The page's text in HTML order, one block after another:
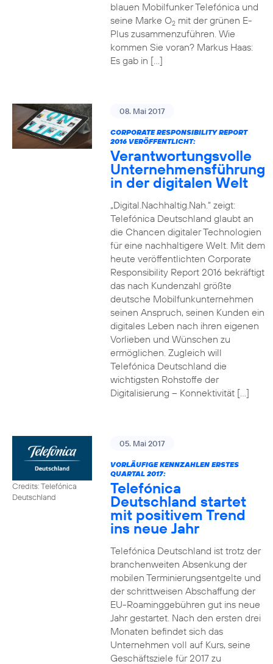
blauen Mobilfunker Telefónica und
seine Marke O2mit der grünen E-
Plus zusammenzuführen. Wie
kommen Sie voran? Markus Haas:
Es gab in […]
08. Mai 2017
CORPORATE RESPONSIBILITY REPORT
2016 VERÖFFENTLICHT:
Verantwortungsvolle
Unternehmensführung
in der digitalen Welt
„Digital.Nachhaltig.Nah.“ zeigt:
Telefónica Deutschland glaubt an
die Chancen digitaler Technologien
für eine nachhaltigere Welt. Mit dem
heute veröffentlichten Corporate
Responsibility Report 2016 bekräftigt
das nach Kundenzahl größte
deutsche Mobilfunkunternehmen
seinen Anspruch, seinen Kunden ein
digitales Leben nach ihren eigenen
Vorlieben und Wünschen zu
ermöglichen. Zugleich will
Telefónica Deutschland die
wichtigsten Rohstoffe der
Digitalisierung – Konnektivität […]
Credits: Telefónica
Deutschland
05. Mai 2017
VORLÄUFIGE KENNZAHLEN ERSTES
QUARTAL 2017:
Telefónica
Deutschland startet
mit positivem Trend
ins neue Jahr
Telefónica Deutschland ist trotz der
branchenweiten Absenkung der
mobilen Terminierungsentgelte und
der schrittweisen Abschaffung der
EU-Roaminggebühren gut ins neue
Jahr gestartet. Nach den ersten drei
Monaten befindet sich das
Unternehmen voll auf Kurs, seine
Geschäftsziele für 2017 zu